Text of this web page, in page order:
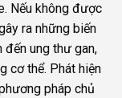
Nếu không được
ra những biến
đến ung thư gan,
cơ thể. Phát hiện
pháp chủ